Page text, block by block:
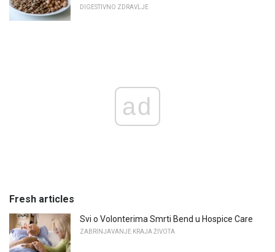
DIGESTIVNO ZDRAVLJE
ad
Fresh articles
Svi o Volonterima Smrti Bend u Hospice Care
ZABRINJAVANJE KRAJA ŽIVOTA